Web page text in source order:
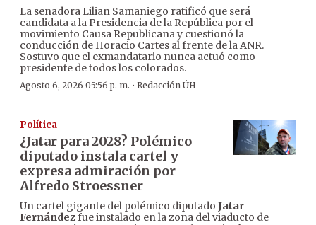
La senadora Lilian Samaniego ratificó que será
candidata a la Presidencia de la República por el
movimiento Causa Republicana y cuestionó la
conducción de Horacio Cartes al frente de la ANR.
Sostuvo que el exmandatario nunca actuó como
presidente de todos los colorados.
Agosto 6, 2026 05:56 p. m. · Redacción ÚH
Política
¿Jatar para 2028? Polémico
diputado instala cartel y
expresa admiración por
Alfredo Stroessner
Un cartel gigante del polémico diputado Jatar
Fernándezfue instalado en la zona del viaducto de